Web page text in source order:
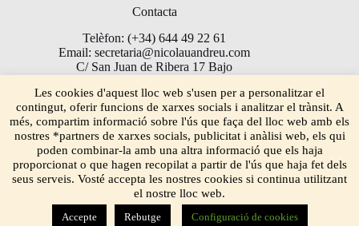
Contacta
Telèfon: (+34) 644 49 22 61
Email: secretaria@nicolauandreu.com
C/ San Juan de Ribera 17 Bajo
Les cookies d'aquest lloc web s'usen per a personalitzar el
contingut, oferir funcions de xarxes socials i analitzar el trànsit. A
més, compartim informació sobre l'ús que faça del lloc web amb els
nostres *partners de xarxes socials, publicitat i anàlisi web, els qui
poden combinar-la amb una altra informació que els haja
proporcionat o que hagen recopilat a partir de l'ús que haja fet dels
seus serveis. Vosté accepta les nostres cookies si continua utilitzant
el nostre lloc web.
Accepte Rebutge Configuració de cookies